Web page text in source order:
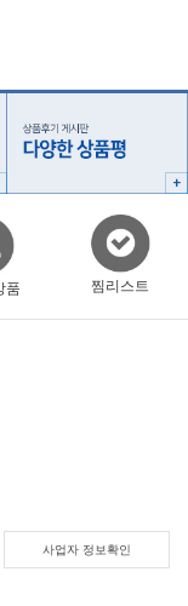
품 찜리스트
사업자 정보확인